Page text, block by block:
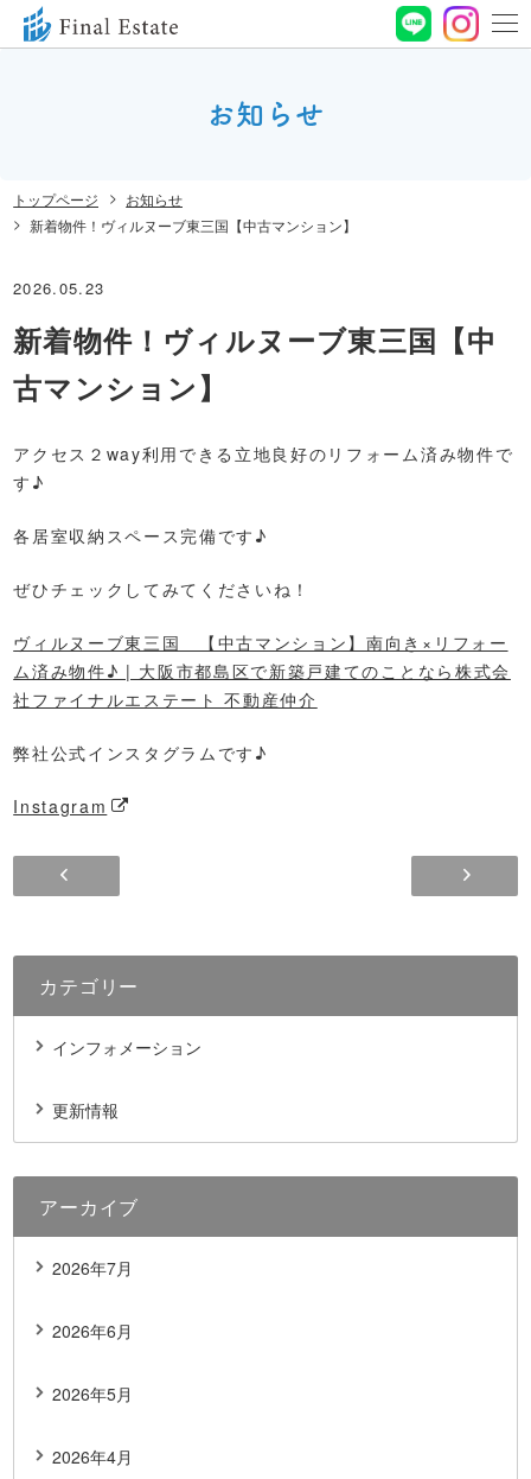
19:00 定休⽇ ⽔曜⽇
お問い合わせ
お知らせ
トップページ
お知らせ
新着物件！ヴィルヌーブ東三国【中古マンション】
2026.05.23
新着物件！ヴィルヌーブ東三国【中
古マンション】
アクセス２way利用できる立地良好のリフォーム済み物件で
す♪
各居室収納スペース完備です♪
ぜひチェックしてみてくださいね！
ヴィルヌーブ東三国 【中古マンション】南向き×リフォー
ム済み物件♪ | 大阪市都島区で新築戸建てのことなら株式会
社ファイナルエステート 不動産仲介
弊社公式インスタグラムです♪
Instagram
新着物件！メロディーハイム関目高殿【中古マン
カテゴリー
インフォメーション
更新情報
アーカイブ
2026年7月
2026年6月
2026年5月
2026年4月